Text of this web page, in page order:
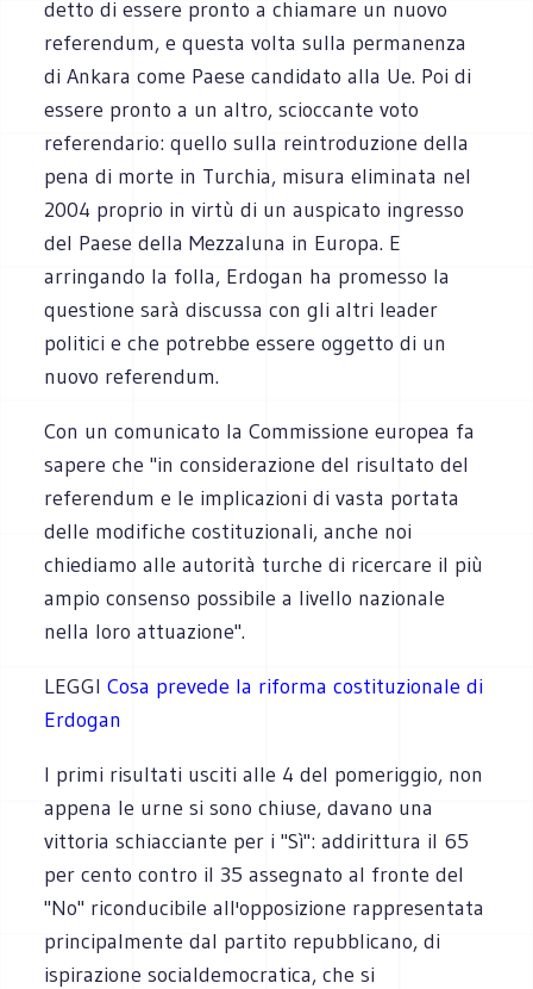
detto di essere pronto a chiamare un nuovo
referendum, e questa volta sulla permanenza
di Ankara come Paese candidato alla Ue. Poi di
essere pronto a un altro, scioccante voto
referendario: quello sulla reintroduzione della
pena di morte in Turchia, misura eliminata nel
2004 proprio in virtù di un auspicato ingresso
del Paese della Mezzaluna in Europa. E
arringando la folla, Erdogan ha promesso la
questione sarà discussa con gli altri leader
politici e che potrebbe essere oggetto di un
nuovo referendum.
Con un comunicato la Commissione europea fa
sapere che "in considerazione del risultato del
referendum e le implicazioni di vasta portata
delle modifiche costituzionali, anche noi
chiediamo alle autorità turche di ricercare il più
ampio consenso possibile a livello nazionale
nella loro attuazione".
LEGGICosa prevede la riforma costituzionale di
Erdogan
I primi risultati usciti alle 4 del pomeriggio, non
appena le urne si sono chiuse, davano una
vittoria schiacciante per i "Sì": addirittura il 65
per cento contro il 35 assegnato al fronte del
"No" riconducibile all'opposizione rappresentata
principalmente dal partito repubblicano, di
ispirazione socialdemocratica, che si